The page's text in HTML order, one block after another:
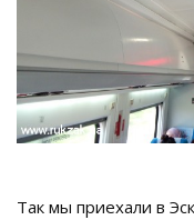
Так мы приехали в